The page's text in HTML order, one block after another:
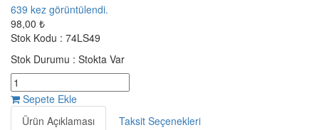
639 kez görüntülendi.
98,00 ₺
Stok Kodu : 74LS49
Stok Durumu : Stokta Var
Sepete Ekle
Ürün Açıklaması
Taksit Seçenekleri